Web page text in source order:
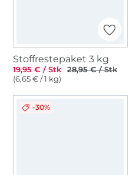
Stoffrestepaket 3 kg
19,95 € / Stk
28,95 € / Stk
(6,65 € / 1 kg)
-30%